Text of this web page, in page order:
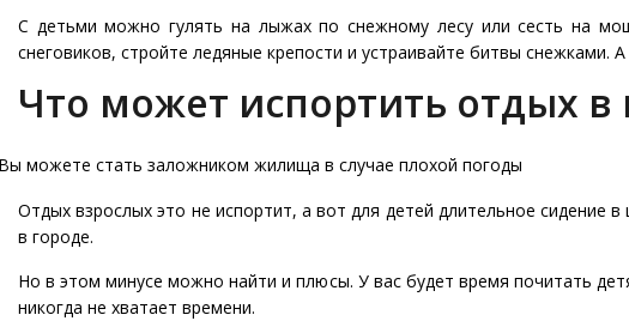
С детьми можно гулять на лыжах по снежному лесу или сесть на
снеговиков, стройте ледяные крепости и устраивайте битвы
Что может испортить отдых в
можете стать заложником жилища в случае плохой погоды
Отдых взрослых это не испортит, а вот для детей длительное сидение
в городе.
Но в этом минусе можно найти и плюсы. У вас будет время почитать
никогда не хватает времени.